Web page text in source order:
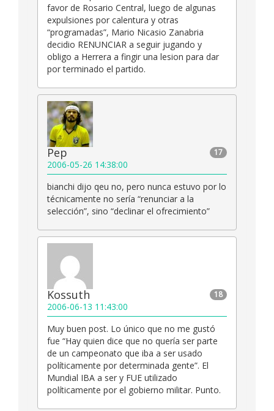
favor de Rosario Central, luego de algunas
expulsiones por calentura y otras
“programadas”, Mario Nicasio Zanabria
decidio RENUNCIAR a seguir jugando y
obligo a Herrera a fingir una lesion para dar
por terminado el partido.
17
Pep
2006-05-26 14:38:00
bianchi dijo qeu no, pero nunca estuvo por lo
técnicamente no sería “renunciar a la
selección”, sino “declinar el ofrecimiento”
18
Kossuth
2006-06-13 11:43:00
Muy buen post. Lo único que no me gustó
fue “Hay quien dice que no quería ser parte
de un campeonato que iba a ser usado
políticamente por determinada gente”. El
Mundial IBA a ser y FUE utilizado
políticamente por el gobierno militar. Punto.